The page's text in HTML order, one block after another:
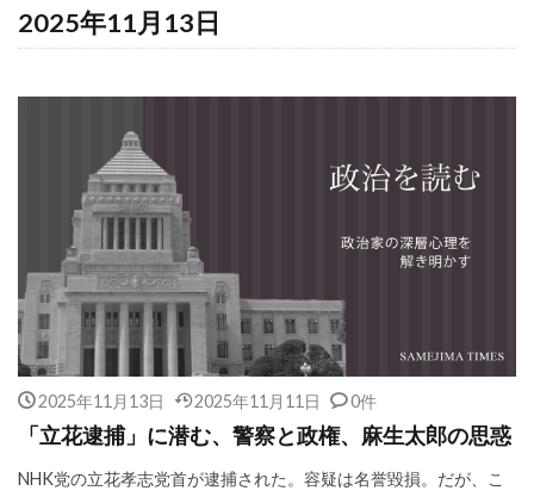
2025年11月13日
2025年11月13日 2025年11月11日 0件
「立花逮捕」に潜む、警察と政権、麻生太郎の思惑
NHK党の立花孝志党首が逮捕された。容疑は名誉毀損。だが、こ